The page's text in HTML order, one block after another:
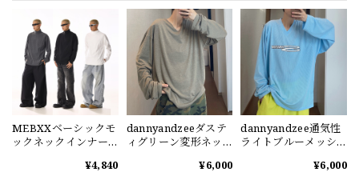
MEBXXベーシックモ
ックネックインナーT
¥4,840
dannyandzeeダステ
ィグリーン変形ネッ
¥6,000
dannyandzee通気性
ライトブルーメッシ
¥6,000